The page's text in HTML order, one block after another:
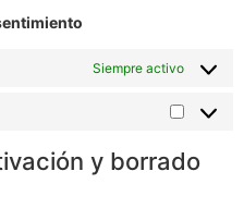
Siempre activo
y borrado